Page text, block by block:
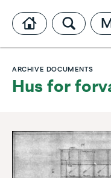
ARCHIVE DOCUMENTS
Hus for